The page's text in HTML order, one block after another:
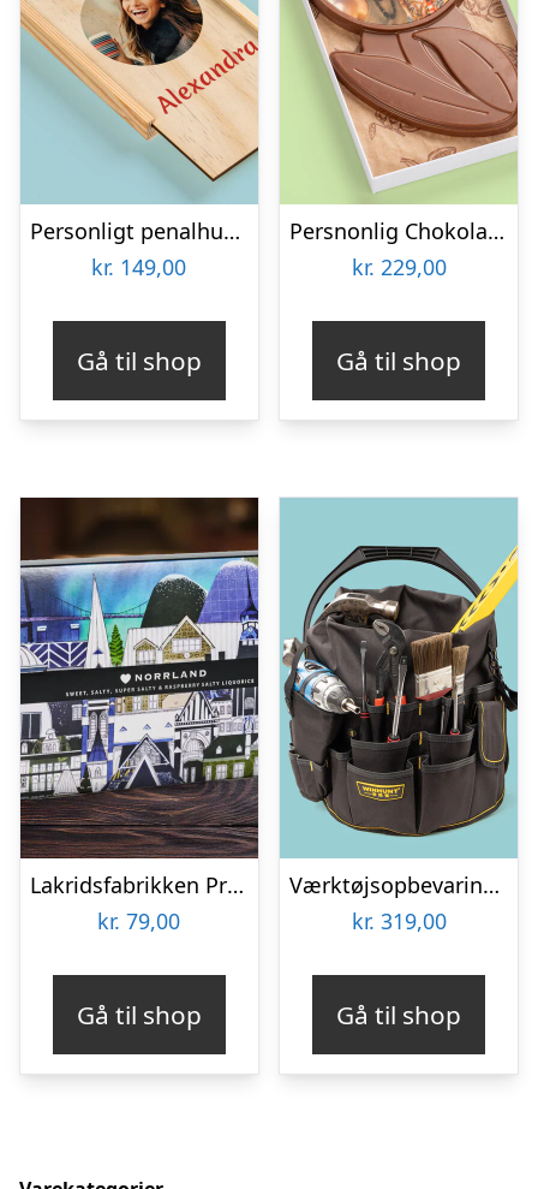
Personligt penalhus med foto & tekst
kr. 149,00
Gå til shop
Persnonlig Chokoladeblomst med Billede
kr. 229,00
Gå til shop
Lakridsfabrikken Premiumlakrids – Norrland
kr. 79,00
Gå til shop
Værktøjsopbevaring til spand
kr. 319,00
Gå til shop